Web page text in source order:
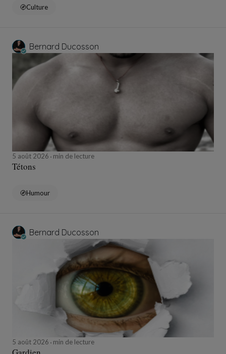
Culture
Bernard Ducosson
5 août 2026 min de lecture
Tétons
Humour
Bernard Ducosson
5 août 2026 min de lecture